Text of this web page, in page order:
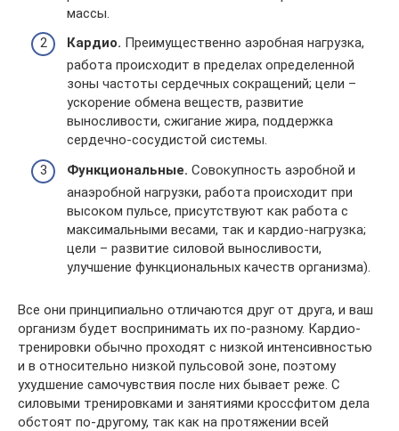
массы.
Кардио. Преимущественно аэробная нагрузка,
работа происходит в пределах определенной
зоны частоты сердечных сокращений; цели –
ускорение обмена веществ, развитие
выносливости, сжигание жира, поддержка
сердечно-сосудистой системы.
Функциональные. Совокупность аэробной и
анаэробной нагрузки, работа происходит при
высоком пульсе, присутствуют как работа с
максимальными весами, так и кардио-нагрузка;
цели – развитие силовой выносливости,
улучшение функциональных качеств организма).
Все они принципиально отличаются друг от друга, и ваш
организм будет воспринимать их по-разному. Кардио-
тренировки обычно проходят с низкой интенсивностью
и в относительно низкой пульсовой зоне, поэтому
ухудшение самочувствия после них бывает реже. С
силовыми тренировками и занятиями кроссфитом дела
обстоят по-другому, так как на протяжении всей